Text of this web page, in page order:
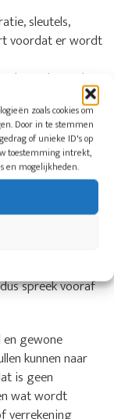
zoals cookies om
Door in te stemmen
of unieke ID's op
toestemming intrekt,
en mogelijkheden.
sleutels,
voordat er wordt
bepaal met de
naar kringloop of
alleen leeg
vloervrij of
verdeeld te
weg mag.
spreek vooraf
gewone
kunnen naar
is geen
wat wordt